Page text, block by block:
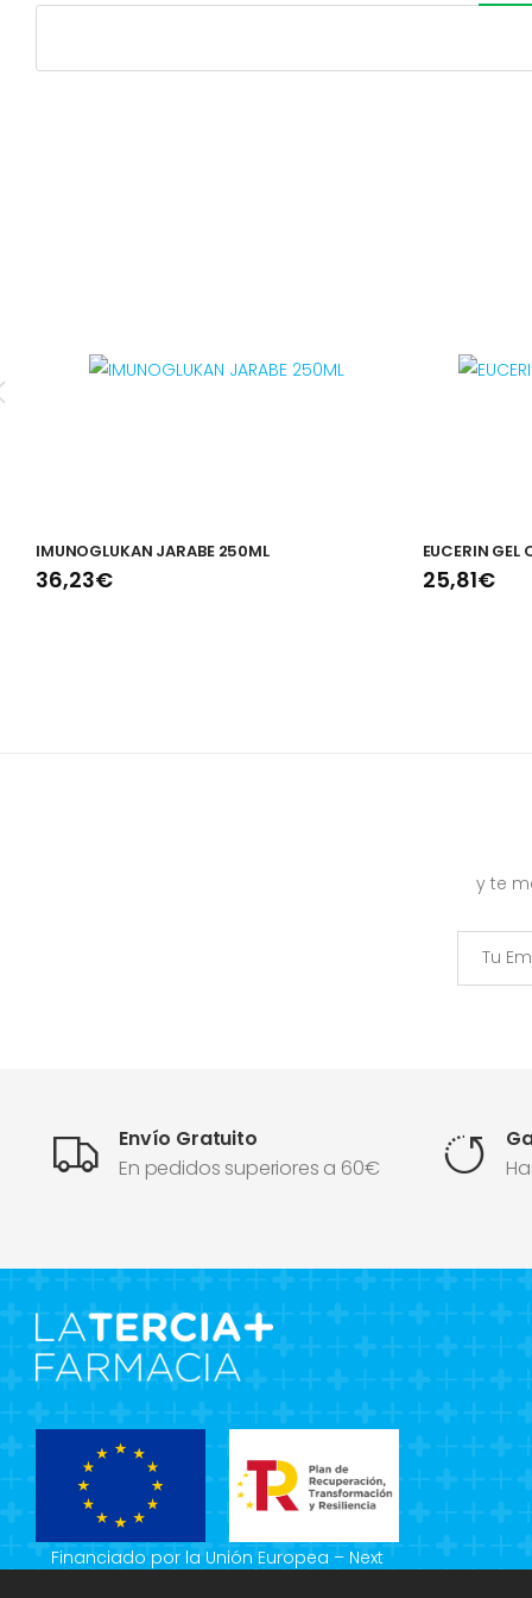
IMUNOGLUKAN JARABE 250ML
36,23€
EUCERIN
25,81€
y te
Envío Gratuito
En pedidos superiores a 60€
Financiado por la Unión Europea – Next